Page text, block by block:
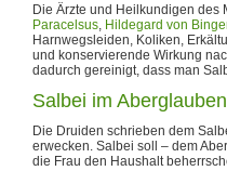
Die Ärzte und Heilkundigen des
Paracelsus, Hildegard von
Harnwegsleiden, Koliken,
und konservierende Wirkung
dadurch gereinigt, dass man
Salbei im Aberglauben
Die Druiden schrieben dem
erwecken. Salbei soll – dem
die Frau den Haushalt